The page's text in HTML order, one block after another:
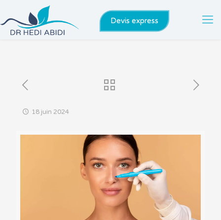
Devis express
18 juin 2024